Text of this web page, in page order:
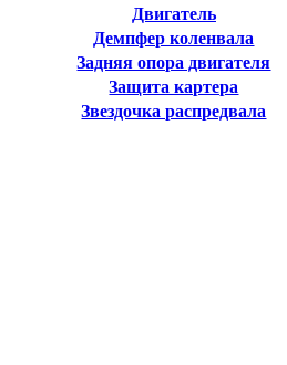
Двигатель
Демпфер коленвала
Задняя опора двигателя
Защита картера
Звездочка распредвала